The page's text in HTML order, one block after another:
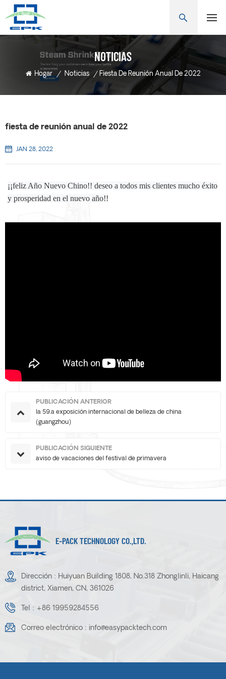
NOTICIAS
Hogar / Noticias / Fiesta De Reunión Anual De 2022
fiesta de reunión anual de 2022
JAN 28, 2022
¡¡feliz Año Nuevo Chino!! deseo a todos mis clientes mucho éxito
y prosperidad en el nuevo año!!
PUBLICACIÓN ANTERIOR
la 59.a exposición internacional de belleza de china
(guangzhou)
PUBLICACIÓN SIGUIENTE
aviso de vacaciones del festival de primavera
E-PACK TECHNOLOGY CO.,LTD.
Dirección : Huiyuan Building 1808, No.318 Zhonglinli, Haicang
district, Xiamen, CN, 361026
Tel : +86 19959284556
Correo electrónico : info@easypacktech.com